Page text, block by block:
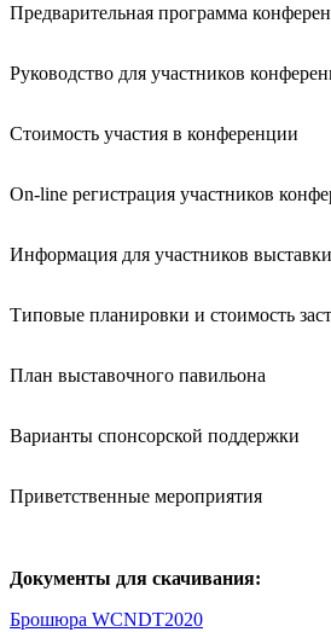
Предварительная программа
Руководство для участников
Стоимость участия в конференции
On-line регистрация участников
Информация для участников выставки
Типовые планировки и стоимость
План выставочного павильона
Варианты спонсорской поддержки
Приветственные мероприятия
Документы для скачивания:
Брошюра WCNDT2020